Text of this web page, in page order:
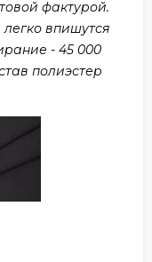
фактурой.
впишутся
- 45 000
полиэстер